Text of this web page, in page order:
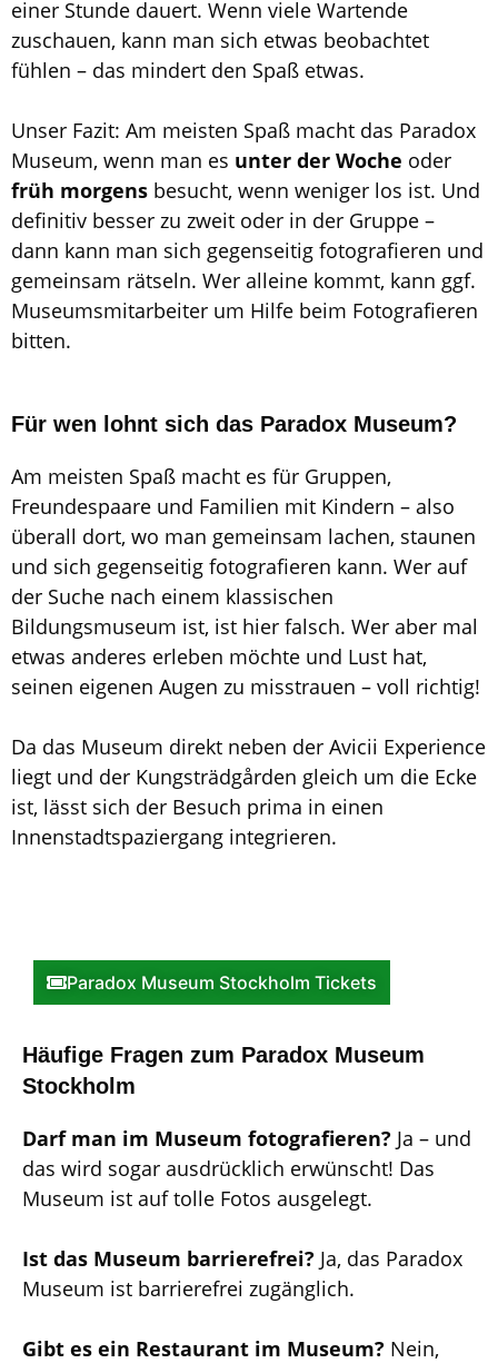
einer Stunde dauert. Wenn viele Wartende
zuschauen, kann man sich etwas beobachtet
fühlen – das mindert den Spaß etwas.
Unser Fazit: Am meisten Spaß macht das Paradox
Museum, wenn man es unter der Woche oder
früh morgens besucht, wenn weniger los ist. Und
definitiv besser zu zweit oder in der Gruppe –
dann kann man sich gegenseitig fotografieren und
gemeinsam rätseln. Wer alleine kommt, kann ggf.
Museumsmitarbeiter um Hilfe beim Fotografieren
bitten.
Für wen lohnt sich das Paradox Museum?
Am meisten Spaß macht es für Gruppen,
Freundespaare und Familien mit Kindern – also
überall dort, wo man gemeinsam lachen, staunen
und sich gegenseitig fotografieren kann. Wer auf
der Suche nach einem klassischen
Bildungsmuseum ist, ist hier falsch. Wer aber mal
etwas anderes erleben möchte und Lust hat,
seinen eigenen Augen zu misstrauen – voll richtig!
Da das Museum direkt neben der Avicii Experience
liegt und der Kungsträdgården gleich um die Ecke
ist, lässt sich der Besuch prima in einen
Innenstadtspaziergang integrieren.
Paradox Museum Stockholm Tickets
Häufige Fragen zum Paradox Museum
Stockholm
Darf man im Museum fotografieren? Ja – und
das wird sogar ausdrücklich erwünscht! Das
Museum ist auf tolle Fotos ausgelegt.
Ist das Museum barrierefrei? Ja, das Paradox
Museum ist barrierefrei zugänglich.
Gibt es ein Restaurant im Museum? Nein,